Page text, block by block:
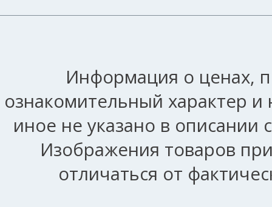
Информация о ценах,
ознакомительный характер
иное не указано в описании
Изображения товаров
отличаться от